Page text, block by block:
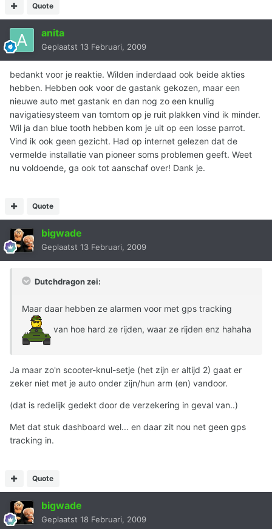
Quote
anita
Geplaatst 13 Februari, 2009
bedankt voor je reaktie. Wilden inderdaad ook beide akties
hebben. Hebben ook voor de gastank gekozen, maar een
nieuwe auto met gastank en dan nog zo een knullig
navigatiesysteem van tomtom op je ruit plakken vind ik minder.
Wil ja dan blue tooth hebben kom je uit op een losse parrot.
Vind ik ook geen gezicht. Had op internet gelezen dat de
vermelde installatie van pioneer soms problemen geeft. Weet
nu voldoende, ga ook tot aanschaf over! Dank je.
Quote
bigwade
Geplaatst 13 Februari, 2009
Dutchdragon zei:
Maar daar hebben ze alarmen voor met gps tracking
van hoe hard ze rijden, waar ze rijden enz hahaha
Ja maar zo'n scooter-knul-setje (het zijn er altijd 2) gaat er
zeker niet met je auto onder zijn/hun arm (en) vandoor.
(dat is redelijk gedekt door de verzekering in geval van..)
Met dat stuk dashboard wel... en daar zit nou net geen gps
tracking in.
Quote
bigwade
Geplaatst 18 Februari, 2009